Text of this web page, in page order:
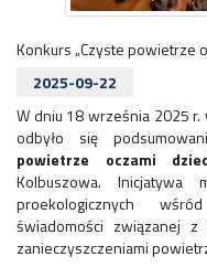
Konkurs „Czyste powietrze
2025-09-22
W dniu 18 września 2025 r.
odbyło się
powietrze oczami
Kolbuszowa.
proekologicznych
świadomości związanej
zanieczyszczeniami